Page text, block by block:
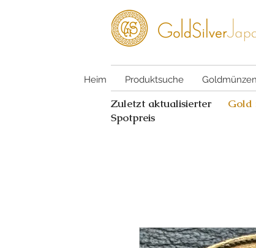
Heim Produktsuche Goldmünzen
Zuletzt aktualisierter
Spotpreis
Gold